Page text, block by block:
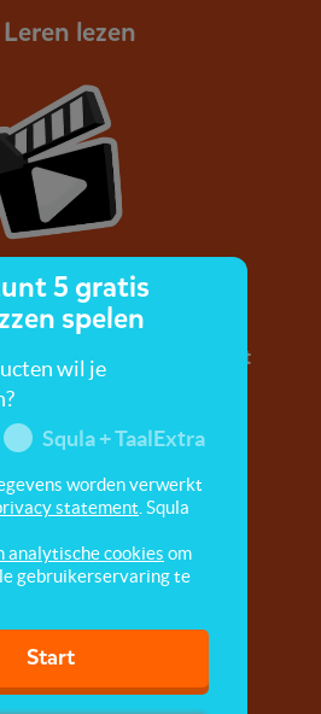
demo van Squla.
Bestel nu
Leren lezen
letter zie jij?
b, c, leer alle letters uit het
alfabet!
5 gratis
spelen
wil je
Squla + TaalExtra
worden verwerkt
statement . Squla
analytische cookies om
gebruikerservaring te
Start